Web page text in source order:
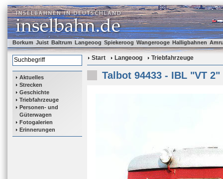
Borkum Juist Baltrum Langeoog Spiekeroog Wangerooge Halligbahnen
Aktuelles
Strecken
Geschichte
Triebfahrzeuge
Personen- und
Güterwagen
Fotogalerien
Erinnerungen
Start Langeoog Triebfahrzeuge
Talbot 94433 - IBL "VT 2"